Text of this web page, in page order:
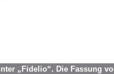
„Fidelio“. Die Fassung